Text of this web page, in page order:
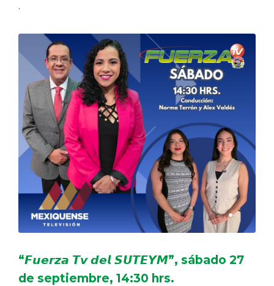
.
“𝙁𝙪𝙚𝙧𝙯𝙖 𝙏𝙫 𝙙𝙚𝙡 𝙎𝙐𝙏𝙀𝙔𝙈”, sábado 27
de septiembre, 14:30 hrs.